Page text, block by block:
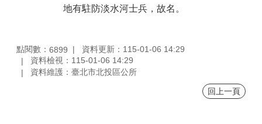
地有駐防淡水河士兵，故名。
點閱數： 6899
資料更新：115-01-06 14:29
資料檢視：115-01-06 14:29
資料維護：臺北市北投區公所
回上一頁